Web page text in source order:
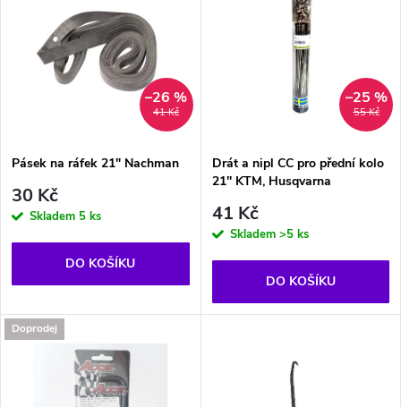
p
r
d
Abecedně
s
p
r
o
d
41 Kč
–26 %
Pásek na ráfek 21" Nachman
30 Kč
Skladem 5 ks
DO KOŠÍKU
55 Kč
–25 %
Drát a nipl CC pro přední kolo
21'' KTM, Husqvarna
41 Kč
Skladem >5 ks
DO KOŠÍKU
Doprodej